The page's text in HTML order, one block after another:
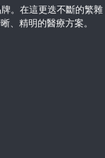
。在這更迭不斷的繁雜
、精明的醫療方案。